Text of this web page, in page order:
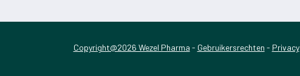
Copyright@2026 Wezel Pharma - Gebruikersrechten - Privacy